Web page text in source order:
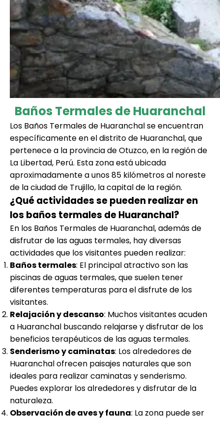
Baños Termales de Huaranchal
Los Baños Termales de Huaranchal se encuentran
específicamente en el distrito de Huaranchal, que
pertenece a la provincia de Otuzco, en la región de
La Libertad, Perú. Esta zona está ubicada
aproximadamente a unos 85 kilómetros al noreste
de la ciudad de Trujillo, la capital de la región.
¿Qué actividades se pueden realizar en
los baños termales de Huaranchal?
En los Baños Termales de Huaranchal, además de
disfrutar de las aguas termales, hay diversas
actividades que los visitantes pueden realizar:
Baños termales: El principal atractivo son las
piscinas de aguas termales, que suelen tener
diferentes temperaturas para el disfrute de los
visitantes.
Relajación y descanso: Muchos visitantes acuden
a Huaranchal buscando relajarse y disfrutar de los
beneficios terapéuticos de las aguas termales.
Senderismo y caminatas: Los alrededores de
Huaranchal ofrecen paisajes naturales que son
ideales para realizar caminatas y senderismo.
Puedes explorar los alrededores y disfrutar de la
naturaleza.
Observación de aves y fauna: La zona puede ser